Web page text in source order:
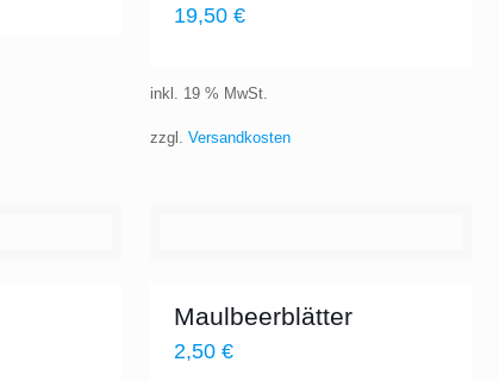
19,50 €
inkl. 19 % MwSt.
zzgl. Versandkosten
Maulbeerblätter
2,50 €